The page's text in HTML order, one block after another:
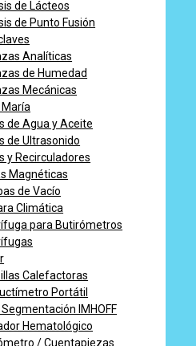
de Lácteos
de Punto Fusión
Analíticas
de Humedad
Mecánicas
de Agua y Aceite
de Ultrasonido
y Recirculadores
Magnéticas
de Vacío
Climática
para Butirómetros
Calefactoras
Portátil
IMHOFF
Hematológico
/ Cuentapiezas